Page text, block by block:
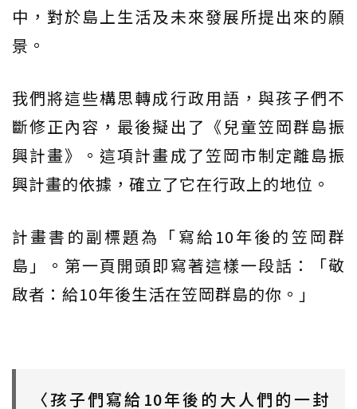
中，對於島上生活及未來發展所提出來的願
景。
我們將這些構思轉成行政用語，與孩子們不
斷修正內容，最後擬出了《兒童笠岡群島振
興計畫》。這項計畫成了笠岡市制定離島振
興計畫的依據，確立了它在行政上的地位。
計畫書的副標題為「寫給10年後的笠岡群
島」。第一頁開頭即寫著這樣一段話：「敬
啟者：給10年後生活在笠岡群島的你。」
〈孩子們寫給10年後的大人們的一封